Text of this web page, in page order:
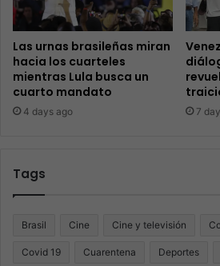
Las urnas brasileñas miran
hacia los cuarteles
mientras Lula busca un
cuarto mandato
4 days ago 7
Tags
Brasil Cine Cine y televisión
Covid 19 Cuarentena Deportes